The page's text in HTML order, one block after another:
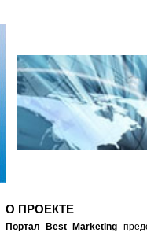
О ПРОЕКТЕ
Портал Best Marketing